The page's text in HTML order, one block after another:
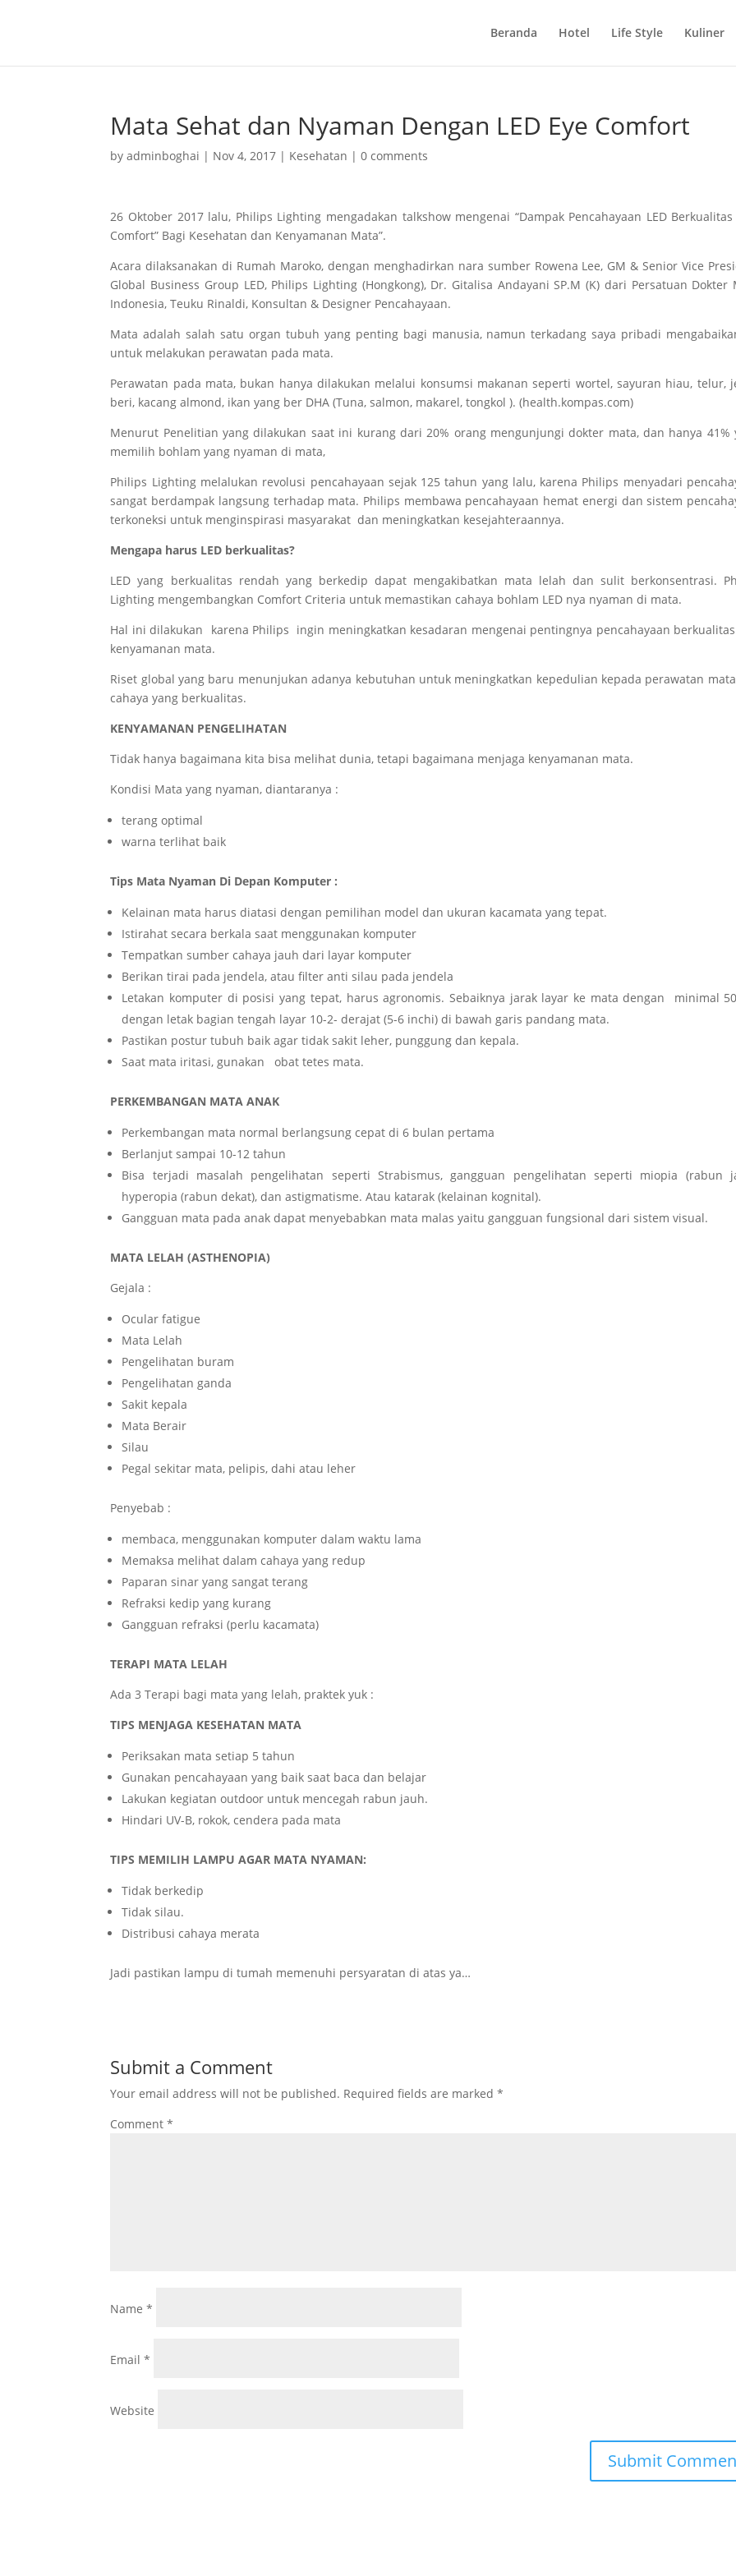
Beranda Hotel Life Style Kuliner
Mata Sehat dan Nyaman Dengan LED Eye Comfort
byadminboghai | Nov 4, 2017 | Kesehatan |0 comments
26 Oktober 2017 lalu, Philips Lighting mengadakan talkshow mengenai “Dampak Pencahayaan LED Berkualitas
Comfort” Bagi Kesehatan dan Kenyamanan Mata”.
Acara dilaksanakan di Rumah Maroko, dengan menghadirkan nara sumber Rowena Lee, GM & Senior Vice
Global Business Group LED, Philips Lighting (Hongkong), Dr. Gitalisa Andayani SP.M (K) dari Persatuan Dokter
Indonesia, Teuku Rinaldi, Konsultan & Designer Pencahayaan.
Mata adalah salah satu organ tubuh yang penting bagi manusia, namun terkadang saya pribadi
untuk melakukan perawatan pada mata.
Perawatan pada mata, bukan hanya dilakukan melalui konsumsi makanan seperti wortel, sayuran hiau, telur,
beri, kacang almond, ikan yang ber DHA (Tuna, salmon, makarel, tongkol ). (health.kompas.com)
Menurut Penelitian yang dilakukan saat ini kurang dari 20% orang mengunjungi dokter mata, dan hanya 41%
memilih bohlam yang nyaman di mata,
Philips Lighting melalukan revolusi pencahayaan sejak 125 tahun yang lalu, karena Philips menyadari
sangat berdampak langsung terhadap mata. Philips membawa pencahayaan hemat energi dan sistem
terkoneksi untuk menginspirasi masyarakat dan meningkatkan kesejahteraannya.
Mengapa harus LED berkualitas?
LED yang berkualitas rendah yang berkedip dapat mengakibatkan mata lelah dan sulit berkonsentrasi.
Lighting mengembangkan Comfort Criteria untuk memastikan cahaya bohlam LED nya nyaman di mata.
Hal ini dilakukan karena Philips ingin meningkatkan kesadaran mengenai pentingnya pencahayaan
kenyamanan mata.
Riset global yang baru menunjukan adanya kebutuhan untuk meningkatkan kepedulian kepada perawatan
cahaya yang berkualitas.
KENYAMANAN PENGELIHATAN
Tidak hanya bagaimana kita bisa melihat dunia, tetapi bagaimana menjaga kenyamanan mata.
Kondisi Mata yang nyaman, diantaranya :
terang optimal
warna terlihat baik
Tips Mata Nyaman Di Depan Komputer :
Kelainan mata harus diatasi dengan pemilihan model dan ukuran kacamata yang tepat.
Istirahat secara berkala saat menggunakan komputer
Tempatkan sumber cahaya jauh dari layar komputer
Berikan tirai pada jendela, atau filter anti silau pada jendela
Letakan komputer di posisi yang tepat, harus agronomis. Sebaiknya jarak layar ke mata dengan minimal
dengan letak bagian tengah layar 10-2- derajat (5-6 inchi) di bawah garis pandang mata.
Pastikan postur tubuh baik agar tidak sakit leher, punggung dan kepala.
Saat mata iritasi, gunakan obat tetes mata.
PERKEMBANGAN MATA ANAK
Perkembangan mata normal berlangsung cepat di 6 bulan pertama
Berlanjut sampai 10-12 tahun
Bisa terjadi masalah pengelihatan seperti Strabismus, gangguan pengelihatan seperti miopia (rabun
hyperopia (rabun dekat), dan astigmatisme. Atau katarak (kelainan kognital).
Gangguan mata pada anak dapat menyebabkan mata malas yaitu gangguan fungsional dari sistem visual.
MATA LELAH (ASTHENOPIA)
Gejala :
Ocular fatigue
Mata Lelah
Pengelihatan buram
Pengelihatan ganda
Sakit kepala
Mata Berair
Silau
Pegal sekitar mata, pelipis, dahi atau leher
Penyebab :
membaca, menggunakan komputer dalam waktu lama
Memaksa melihat dalam cahaya yang redup
Paparan sinar yang sangat terang
Refraksi kedip yang kurang
Gangguan refraksi (perlu kacamata)
TERAPI MATA LELAH
Ada 3 Terapi bagi mata yang lelah, praktek yuk :
TIPS MENJAGA KESEHATAN MATA
Periksakan mata setiap 5 tahun
Gunakan pencahayaan yang baik saat baca dan belajar
Lakukan kegiatan outdoor untuk mencegah rabun jauh.
Hindari UV-B, rokok, cendera pada mata
TIPS MEMILIH LAMPU AGAR MATA NYAMAN:
Tidak berkedip
Tidak silau.
Distribusi cahaya merata
Jadi pastikan lampu di tumah memenuhi persyaratan di atas ya…
Submit a Comment
Your email address will not be published. Required fields are marked*
Comment*
Name*
Email*
Website